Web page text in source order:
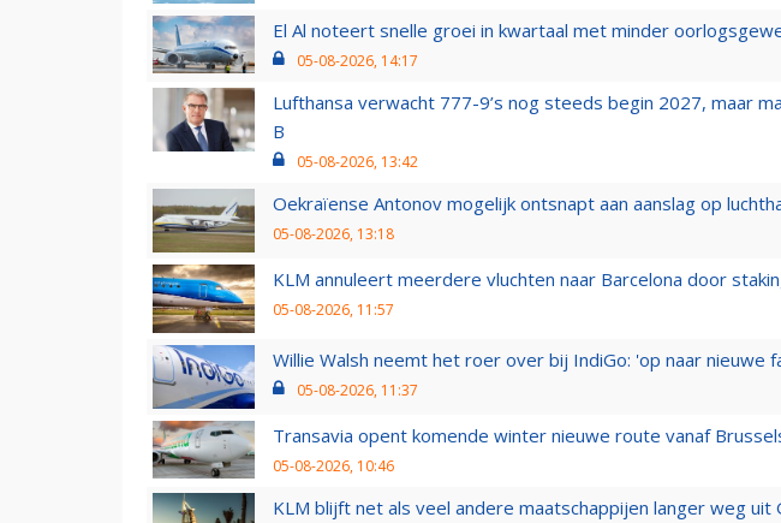
El Al noteert snelle groei in kwartaal met minder
05-08-2026, 14:17
Lufthansa verwacht 777-9’s nog steeds begin 2027, maar
B
05-08-2026, 13:42
Oekraïense Antonov mogelijk ontsnapt aan aanslag op
05-08-2026, 13:18
KLM annuleert meerdere vluchten naar Barcelona door
05-08-2026, 11:57
Willie Walsh neemt het roer over bij IndiGo: 'op naar nieuwe
05-08-2026, 11:37
Transavia opent komende winter nieuwe route vanaf
05-08-2026, 10:46
KLM blijft net als veel andere maatschappijen langer weg uit